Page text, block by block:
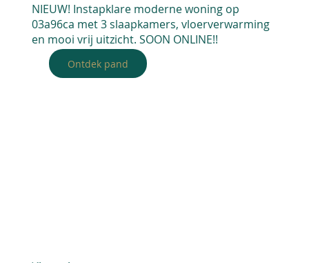
NIEUW! Instapklare moderne woning op
03a96ca met 3 slaapkamers, vloerverwarming
en mooi vrij uitzicht. SOON ONLINE!!
Ontdek pand